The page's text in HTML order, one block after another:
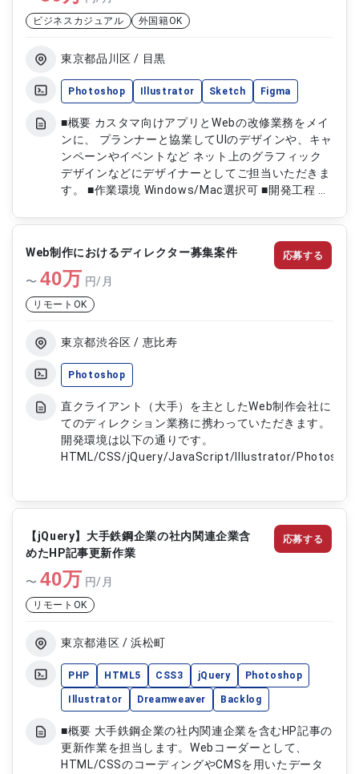
アルデザイン制作 ・Photoshopを用いたデザイン
業務対応
ビジネスカジュアル 外国籍OK
東京都品川区 / 目黒
Photoshop Illustrator Sketch Figma
■概要 カスタマ向けアプリとWebの改修業務をメイ
ンに、 プランナーと協業してUIのデザインや、キャ
ンペーンやイベントなど ネット上のグラフィック
デザインなどにデザイナーとしてご担当いただきま
す。 ■作業環境 Windows/Mac選択可 ■開発工程 制
Web制作におけるディレクター募集案件
〜40万 円/月
リモートOK
東京都渋谷区 / 恵比寿
Photoshop
直クライアント（大手）を主としたWeb制作会社に
てのディレクション業務に携わっていただきます。
開発環境は以下の通りです。
HTML/CSS/jQuery/JavaScript/Illustrator/Photoshop
応募する
【jQuery】大手鉄鋼企業の社内関連企業含
めたHP記事更新作業
〜40万 円/月
リモートOK
東京都港区 / 浜松町
PHP HTML5 CSS3 jQuery Photoshop
Illustrator Dreamweaver Backlog
■概要 大手鉄鋼企業の社内関連企業を含むHP記事の
更新作業を担当します。Webコーダーとして、
HTML/CSSのコーディングやCMSを用いたデータ
応募する